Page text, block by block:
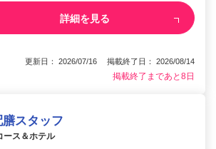
詳細を見る
更新日： 2026/07/16 掲載終了日： 2026/08/14
掲載終了まであと8日
スタッフ
ース＆ホテル